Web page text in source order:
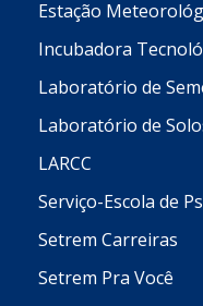
Estação
Incubadora
Laboratório de
Laboratório de
LARCC
Serviço-Escola de
Setrem Carreiras
Setrem Pra Você